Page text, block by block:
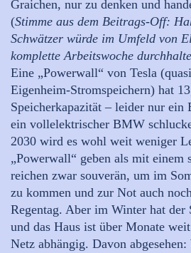
Graichen, nur zu denken und
(Stimme aus dem Beitrags-Off:
Schwätzer würde im Umfeld von
komplette Arbeitswoche
Eine „Powerwall“ von Tesla
Eigenheim-Stromspeichern) hat
Speicherkapazität – leider nur ein
ein vollelektrischer BMW
2030 wird es wohl weit weniger
„Powerwall“ geben als mit einem
reichen zwar souverän, um im
zu kommen und zur Not auch
Regentag. Aber im Winter hat der
und das Haus ist über Monate
Netz abhängig. Davon